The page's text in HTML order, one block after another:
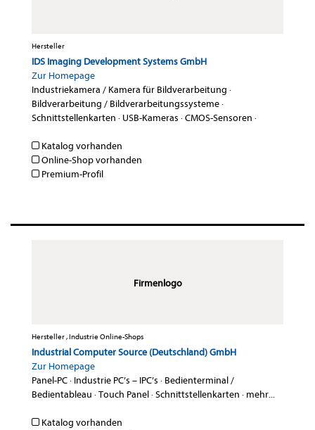
Hersteller
IDS Imaging Development Systems GmbH
Zur Homepage
Industriekamera / Kamera für Bildverarbeitung ·
Bildverarbeitung / Bildverarbeitungssysteme·
Schnittstellenkarten · USB-Kameras ·CMOS-Sensoren ·
Katalog vorhanden
Online-Shop vorhanden
Premium-Profil
Firmenlogo
Hersteller , Industrie Online-Shops
Industrial Computer Source (Deutschland) GmbH
Zur Homepage
Panel-PC· Industrie PC’s – IPC’s · Bedienterminal /
Bedientableau ·Touch Panel·Schnittstellenkarten · mehr...
Katalog vorhanden